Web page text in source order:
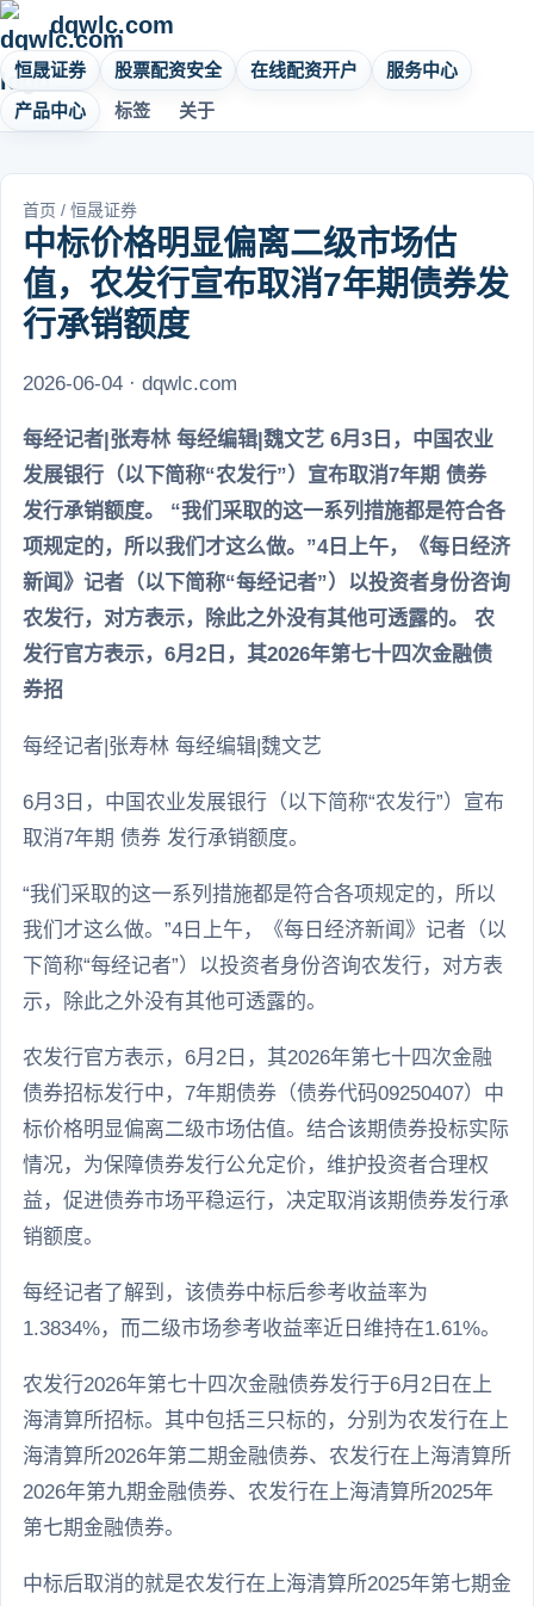
dqwlc.com
恒晟证券 股票配资安全 在线配资开户
服务中心
产品中心
标签 关于
首页 / 恒晟证券
中标价格明显偏离二级市场估
值，农发行宣布取消7年期债券发
行承销额度
2026-06-04 · dqwlc.com
每经记者|张寿林 每经编辑|魏文艺 6月3日，中国农业
发展银行（以下简称“农发行”）宣布取消7年期 债券
发行承销额度。 “我们采取的这一系列措施都是符合各
项规定的，所以我们才这么做。”4日上午，《每日经济
新闻》记者（以下简称“每经记者”）以投资者身份咨询
农发行，对方表示，除此之外没有其他可透露的。 农
发行官方表示，6月2日，其2026年第七十四次金融债
券招
每经记者|张寿林 每经编辑|魏文艺
6月3日，中国农业发展银行（以下简称“农发行”）宣布
取消7年期 债券 发行承销额度。
“我们采取的这一系列措施都是符合各项规定的，所以
我们才这么做。”4日上午，《每日经济新闻》记者（以
下简称“每经记者”）以投资者身份咨询农发行，对方表
示，除此之外没有其他可透露的。
农发行官方表示，6月2日，其2026年第七十四次金融
债券招标发行中，7年期债券（债券代码09250407）中
标价格明显偏离二级市场估值。结合该期债券投标实际
情况，为保障债券发行公允定价，维护投资者合理权
益，促进债券市场平稳运行，决定取消该期债券发行承
销额度。
每经记者了解到，该债券中标后参考收益率为
1.3834%，而二级市场参考收益率近日维持在1.61%。
农发行2026年第七十四次金融债券发行于6月2日在上
海清算所招标。其中包括三只标的，分别为农发行在上
海清算所2026年第二期金融债券、农发行在上海清算所
2026年第九期金融债券、农发行在上海清算所2025年
第七期金融债券。
中标后取消的就是农发行在上海清算所2025年第七期金